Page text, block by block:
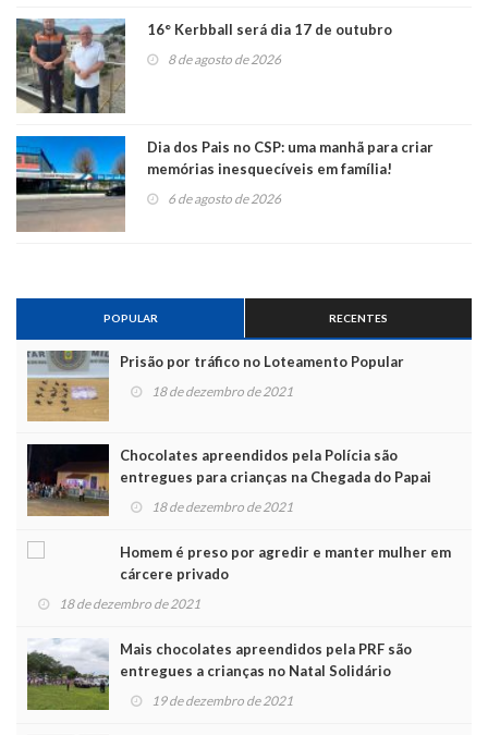
16° Kerbball será dia 17 de outubro
8 de agosto de 2026
Dia dos Pais no CSP: uma manhã para criar
memórias inesquecíveis em família!
6 de agosto de 2026
POPULAR RECENTES
Prisão por tráfico no Loteamento Popular
18 de dezembro de 2021
Chocolates apreendidos pela Polícia são
entregues para crianças na Chegada do Papai
Noel 18 de dezembro de 2021
Homem é preso por agredir e manter mulher em
cárcere privado
18 de dezembro de 2021
Mais chocolates apreendidos pela PRF são
entregues a crianças no Natal Solidário
19 de dezembro de 2021